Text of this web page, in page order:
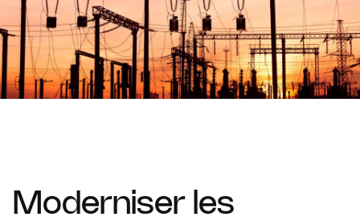
Moderniser les